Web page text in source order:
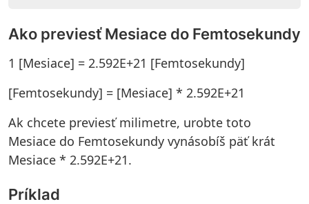
Ako previesť Mesiace do Femtosekundy
1 [Mesiace] = 2.592E+21 [Femtosekundy]
[Femtosekundy] = [Mesiace] * 2.592E+21
Ak chcete previesť milimetre, urobte toto
Mesiace do Femtosekundy vynásobíš päť krát
Mesiace * 2.592E+21.
Príklad